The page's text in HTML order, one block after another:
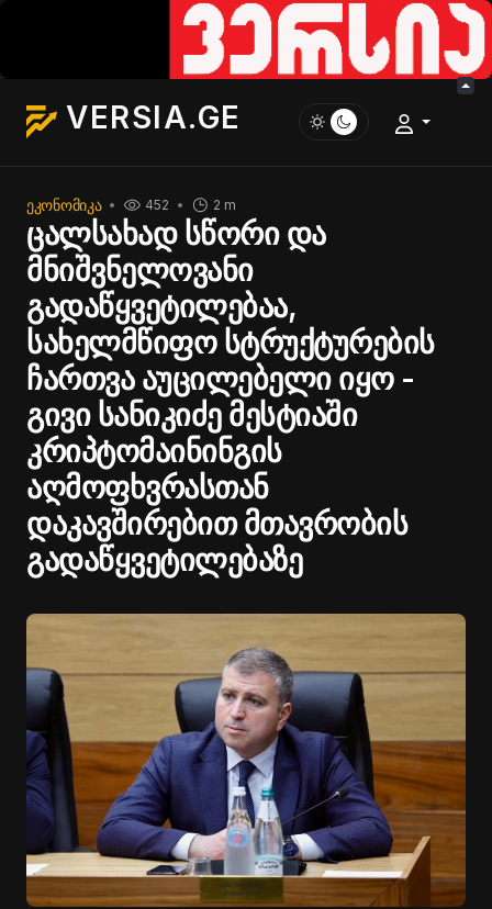
VERSIA.GE
ᲔᲙᲝᲜᲝᲛᲘᲙᲐ 2 m
452
ცალსახად სწორი და
მნიშვნელოვანი
გადაწყვეტილებაა,
სახელმწიფო სტრუქტურების
ჩართვა აუცილებელი იყო -
გივი სანიკიძე მესტიაში
კრიპტომაინინგის
აღმოფხვრასთან
დაკავშირებით მთავრობის
გადაწყვეტილებაზე